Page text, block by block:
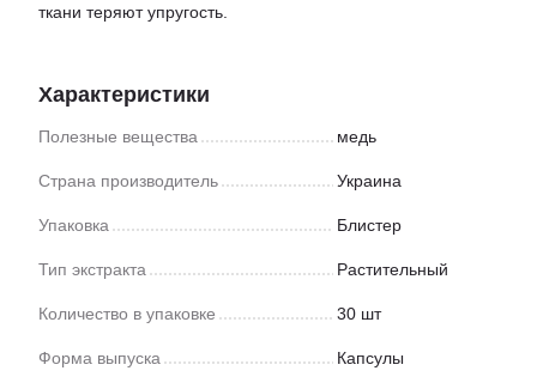
ткани теряют упругость.
Характеристики
Полезные вещества медь
Страна производитель Украина
Упаковка Блистер
Тип экстракта Растительный
Количество в упаковке 30 шт
Форма выпуска Капсулы